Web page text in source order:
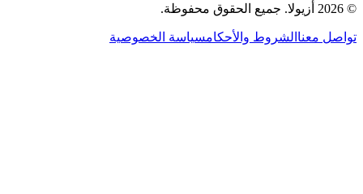
© 2026 أزيولا. جميع الحقوق محفوظة.
تواصل معنا الشروط والأحكامسياسة الخصوصية